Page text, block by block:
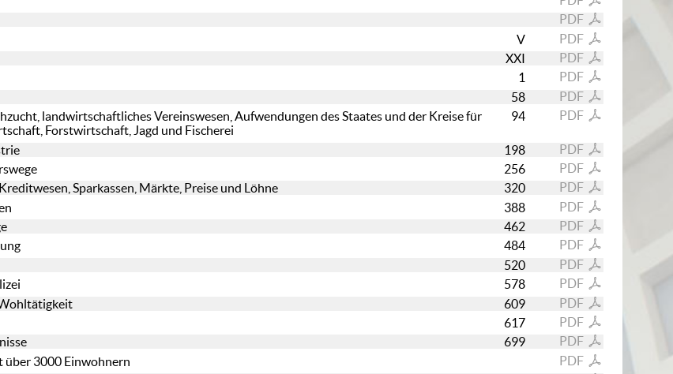
PDF
PDF
V
PDF
XXI
PDF
1
PDF
58
PDF
94
landwirtschaftliches Vereinswesen, Aufwendungen des Staates und der Kreise für
Forstwirtschaft, Jagd und Fischerei
PDF
198
PDF
256
PDF
320
Sparkassen, Märkte, Preise und Löhne
PDF
388
PDF
462
PDF
484
PDF
520
PDF
578
PDF
609
PDF
617
PDF
699
PDF
über 3000 Einwohnern